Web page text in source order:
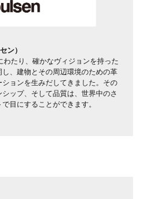
ン）
たり、確かなヴィジョンを持った
、建物とその周辺環境のための革
ョンを生みだしてきました。その
ップ、そして品質は、世界中のさ
目にすることができます。